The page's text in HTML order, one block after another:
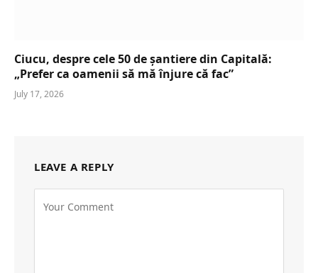
Ciucu, despre cele 50 de șantiere din Capitală:
„Prefer ca oamenii să mă înjure că fac”
July 17, 2026
LEAVE A REPLY